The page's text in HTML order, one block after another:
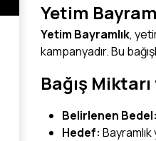
Yetim
Yetim Bayramlık,
kampanyadır. Bu
Bağış
Belirlenen Bedel:
Hedef: